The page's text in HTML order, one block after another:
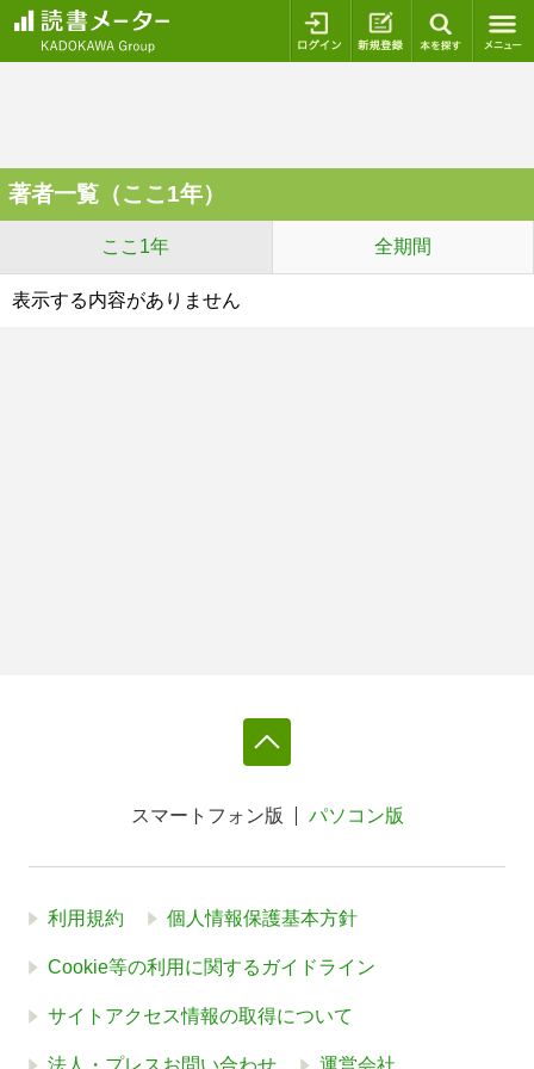
ログイン 新規登録
著者一覧（ここ1年）
ここ1年 全期間
表示する内容がありません
スマートフォン版 パソコン版
利用規約 個人情報保護基本方針
Cookie等の利用に関するガイドライン
サイトアクセス情報の取得について
法人・プレスお問い合わせ 運営会社